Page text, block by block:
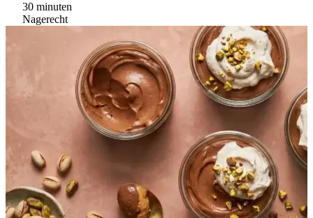
30 minuten
Nagerecht